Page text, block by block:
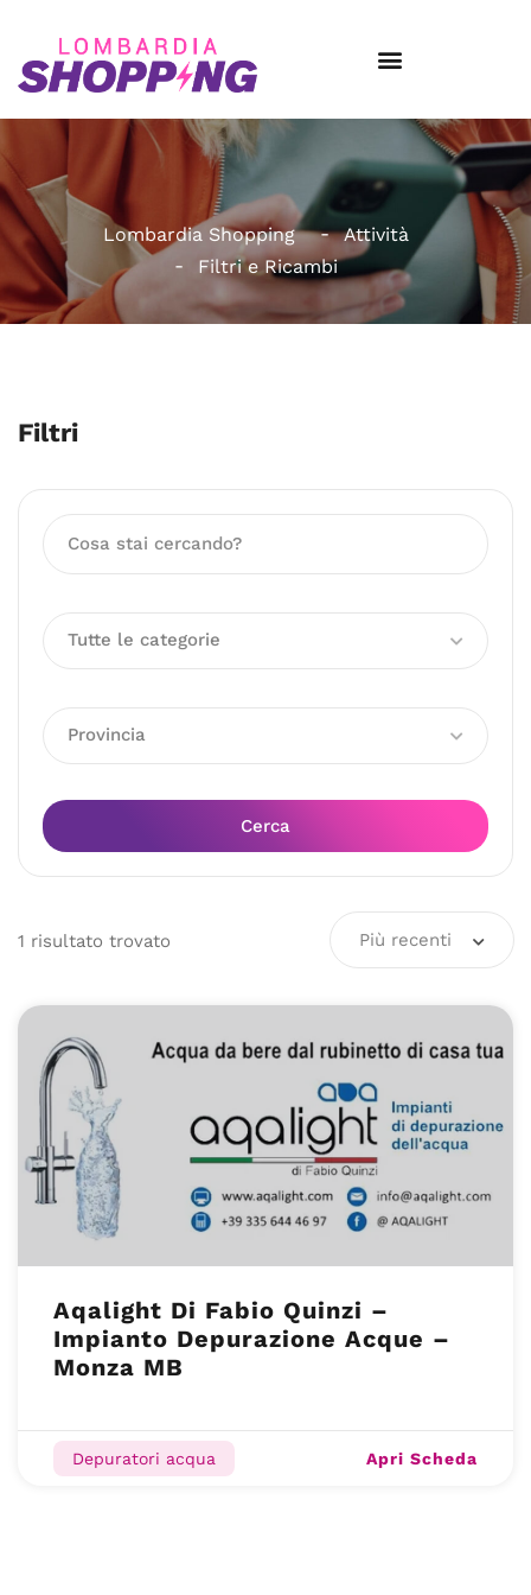
Lombardia Shopping
Attività
Filtri e Ricambi
Filtri
Tutte le categorie
Provincia
Cerca
1 risultato trovato Più recenti
Aqalight Di Fabio Quinzi –
Impianto Depurazione Acque –
Monza MB
Depuratori acqua Apri Scheda